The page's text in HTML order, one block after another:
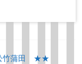
竹蒲田 ★★